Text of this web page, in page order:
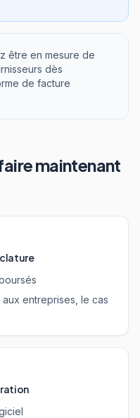
être en mesure de
dès
de facture
maintenant
entreprises, le cas